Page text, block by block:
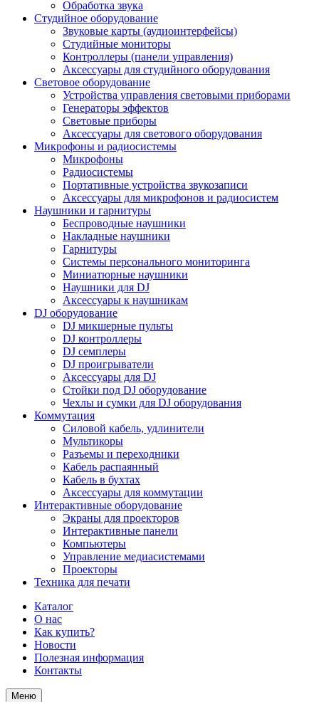
Обработка звука
Студийное оборудование
Звуковые карты (аудиоинтерфейсы)
Студийные мониторы
Контроллеры (панели управления)
Аксессуары для студийного оборудования
Световое оборудование
Устройства управления световыми приборами
Генераторы эффектов
Световые приборы
Аксессуары для светового оборудования
Микрофоны и радиосистемы
Микрофоны
Радиосистемы
Портативные устройства звукозаписи
Аксессуары для микрофонов и радиосистем
Наушники и гарнитуры
Беспроводные наушники
Накладные наушники
Гарнитуры
Системы персонального мониторинга
Миниатюрные наушники
Наушники для DJ
Аксессуары к наушникам
DJ оборудование
DJ микшерные пульты
DJ контроллеры
DJ семплеры
DJ проигрыватели
Аксессуары для DJ
Стойки под DJ оборудование
Чехлы и сумки для DJ оборудования
Коммутация
Силовой кабель, удлинители
Мультикоры
Разъемы и переходники
Кабель распаянный
Кабель в бухтах
Аксессуары для коммутации
Интерактивные оборудование
Экраны для проекторов
Интерактивные панели
Компьютеры
Управление медиасистемами
Проекторы
Техника для печати
Каталог
О нас
Как купить?
Новости
Полезная информация
Контакты
Меню